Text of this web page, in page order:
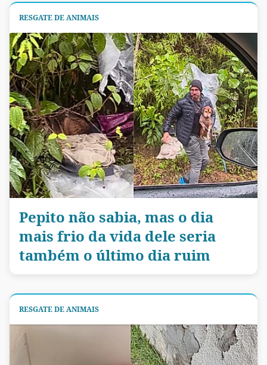
RESGATE DE ANIMAIS
Pepito não sabia, mas o dia
mais frio da vida dele seria
também o último dia ruim
RESGATE DE ANIMAIS